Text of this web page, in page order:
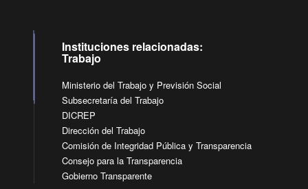
Instituciones relacionadas:
Trabajo
Ministerio del Trabajo y Previsión Social
Subsecretaría del Trabajo
DICREP
Dirección del Trabajo
Comisión de Integridad Pública y Transparencia
Consejo para la Transparencia
Gobierno Transparente